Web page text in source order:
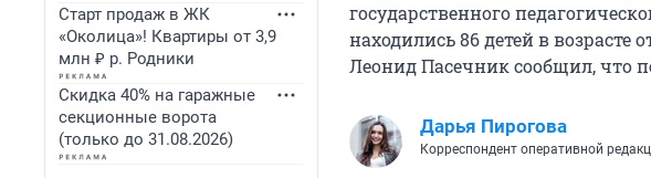
Старт продаж в ЖК
«Околица»! Квартиры от 3,9
млн ₽ р. Родники
Скидка 40% на гаражные
секционные ворота
(только до 31.08.2026)
государственного
находились 86 детей в возрасте
Леонид Пасечник сообщил, что
Дарья Пирогова
Корреспондент оперативной